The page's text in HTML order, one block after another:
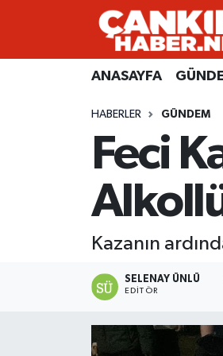
ANASAYFA
HABERLER GÜNDEM
Feci
Kazanın
SELENAY ÜNLÜ
EDITÖR
ANASAYFA
RESMİ İLANLAR
Künye
Gizlilik Sözleşmesi
BİYOGRAFİLER
GÜNDEM
kimdir-nedir-nasil
Merkez Hava Durumu
Süper Lig Puan Durumu ve
Tüm Manşetler